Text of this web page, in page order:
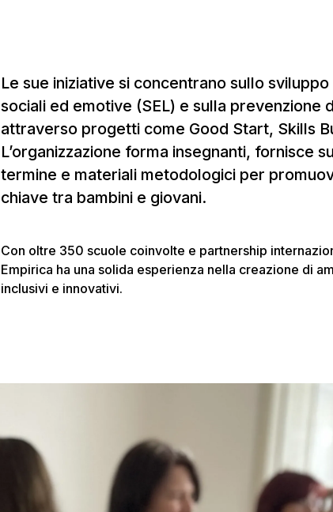
Le sue iniziative si concentrano sullo
sociali ed emotive (SEL) e sulla prevenzione
attraverso progetti come Good Start, Skills
L’organizzazione forma insegnanti, fornisce
termine e materiali metodologici per
chiave tra bambini e giovani.
Con oltre 350 scuole coinvolte e partnership
Empirica ha una solida esperienza nella creazione di
inclusivi e innovativi.